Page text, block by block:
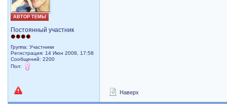
АВТОР ТЕМЫ
Постоянный участник
Группа: Участники
Регистрация: 14 Июн 2008, 17:58
Сообщений: 2200
Пол:
Наверх